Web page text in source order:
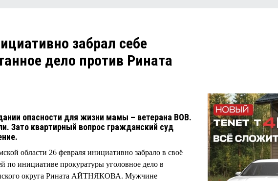
забрал себе
дело против Рината
опасности для жизни мамы – ветерана ВОВ.
Зато квартирный вопрос гражданский суд
области 26 февраля инициативно забрало в своё
по инициативе прокуратуры уголовное дело в
округа Рината АЙТНЯКОВА. Мужчине